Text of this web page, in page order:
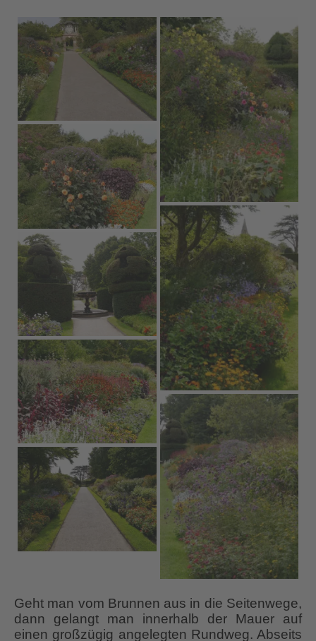
Geht man vom Brunnen aus in die Seitenwege,
dann gelangt man innerhalb der Mauer auf
einen großzügig angelegten Rundweg. Abseits